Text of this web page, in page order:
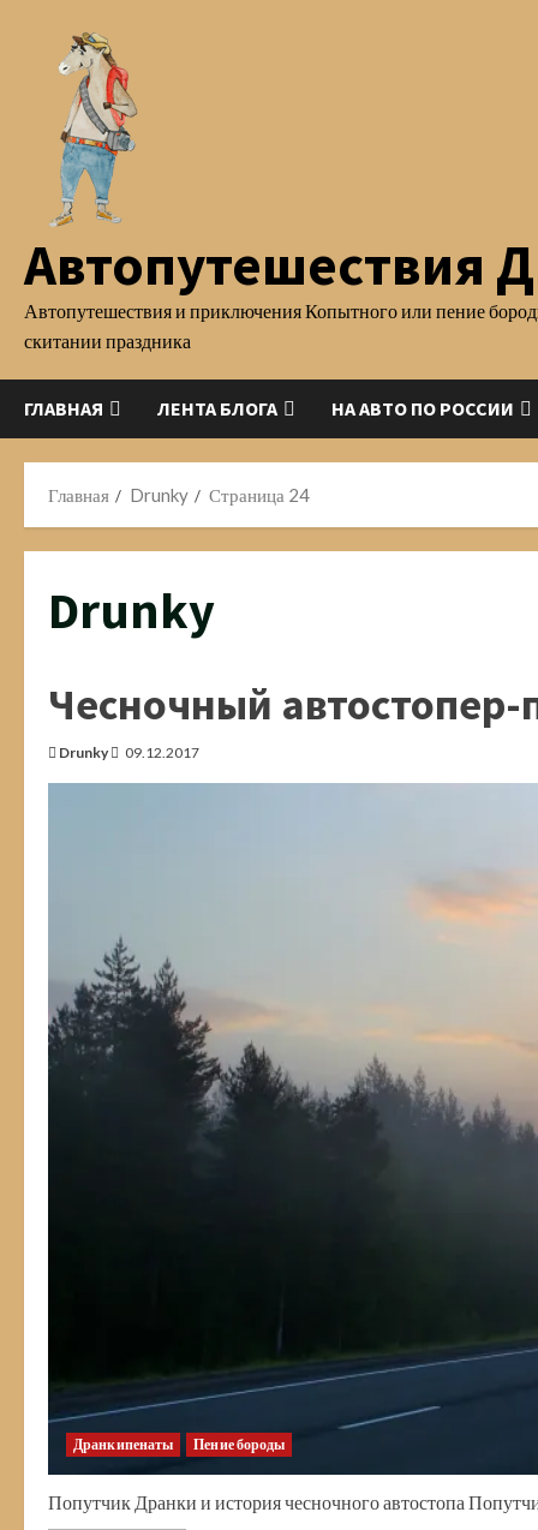
содержимому
Автопутешествия
Автопутешествия и приключения Копытного или пение
скитании праздника
ГЛАВНАЯ ЛЕНТА БЛОГА НА АВТО ПО РОССИИ
Главная Drunky Страница 24
Drunky
Чесночный
Drunky 09.12.2017
Дранкипенаты Пение бороды
Попутчик Дранки и история чесночного автостопа